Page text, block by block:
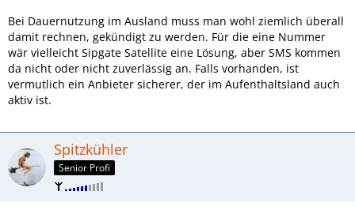
Bei Dauernutzung im Ausland muss man wohl ziemlich überall
damit rechnen, gekündigt zu werden. Für die eine Nummer
wär vielleicht Sipgate Satellite eine Lösung, aber SMS kommen
da nicht oder nicht zuverlässig an. Falls vorhanden, ist
vermutlich ein Anbieter sicherer, der im Aufenthaltsland auch
aktiv ist.
Spitzkühler
Senior Profi